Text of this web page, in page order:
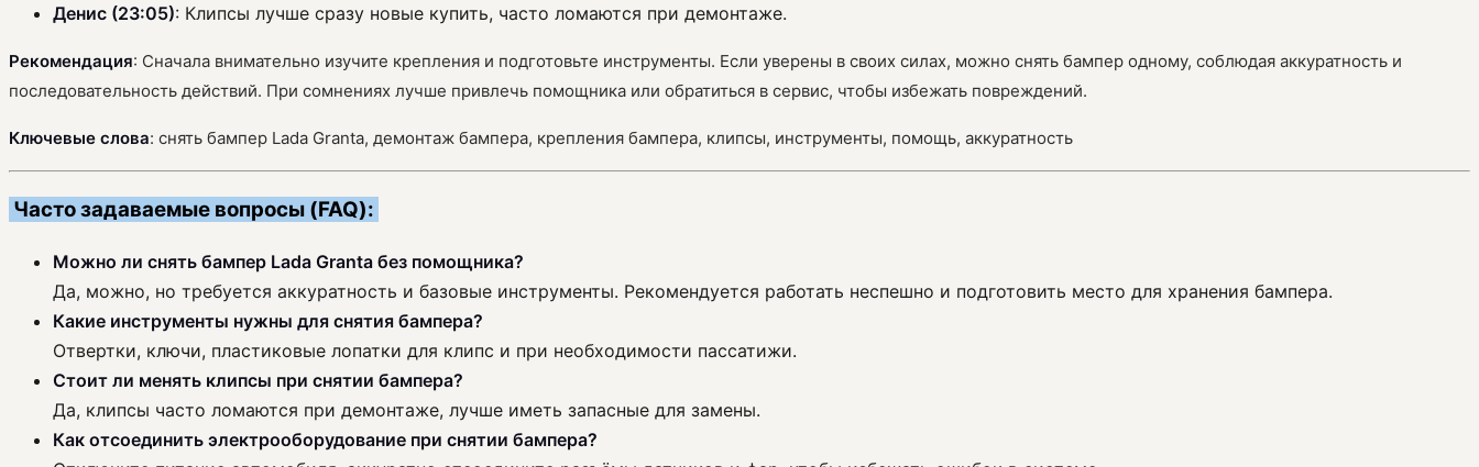
Денис (23:05): Клипсы лучше сразу новые купить, часто ломаются при демонтаже.
Рекомендация: Сначала внимательно изучите крепления и подготовьте инструменты. Если уверены в своих силах, можно снять бампер одному, соблюдая аккуратность и
последовательность действий. При сомнениях лучше привлечь помощника или обратиться в сервис, чтобы избежать повреждений.
Ключевые слова: снять бампер Lada Granta, демонтаж бампера, крепления бампера, клипсы, инструменты, помощь, аккуратность
Часто задаваемые вопросы (FAQ):
Можно ли снять бампер Lada Granta без помощника?
Да, можно, но требуется аккуратность и базовые инструменты. Рекомендуется работать неспешно и подготовить место для хранения бампера.
Какие инструменты нужны для снятия бампера?
Отвертки, ключи, пластиковые лопатки для клипс и при необходимости пассатижи.
Стоит ли менять клипсы при снятии бампера?
Да, клипсы часто ломаются при демонтаже, лучше иметь запасные для замены.
Как отсоединить электрооборудование при снятии бампера?